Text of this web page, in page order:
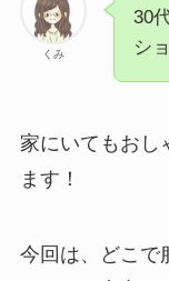
くみ
30
シ
家にいてもおし
ます！
今回は、どこで